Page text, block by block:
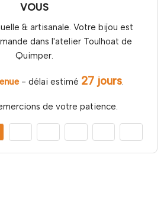
VOUS
& artisanale. Votre bijou est
dans l'atelier Toulhoat de
Quimper.
- délai estimé 27 jours.
de votre patience.